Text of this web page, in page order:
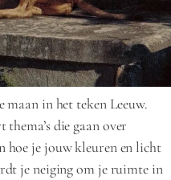
maan in het teken Leeuw.
die gaan over
hoe je jouw kleuren en licht
je neiging om je ruimte in